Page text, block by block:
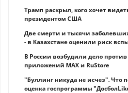
Трамп раскрыл, кого хочет
президентом США
Две смерти и тысячи
- в Казахстане оценили риск
В России возбудили дело
приложений MAX и RuStore
"Буллинг никуда не исчез". Что
оценка госпрограммы